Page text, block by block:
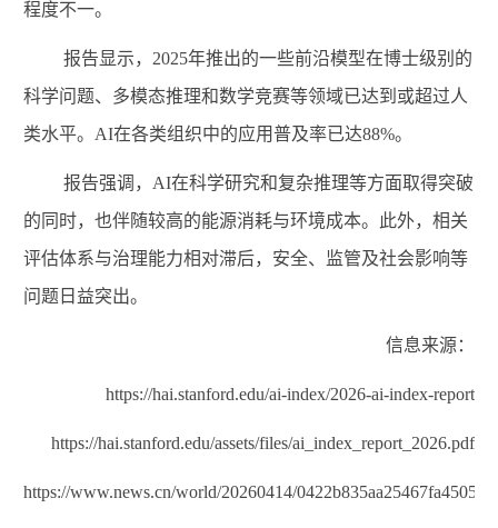
程度不一。
报告显示， 2025年推出的一些前沿模型在博士级别的
科学问题、多模态推理和数学竞赛等领域已达到或超过人
类水平。 AI在各类组织中的应用普及率已达88%。
报告强调， AI在科学研究和复杂推理等方面取得突破
的同时，也伴随较高的能源消耗与环境成本。此外，相关
评估体系与治理能力相对滞后，安全、监管及社会影响等
问题日益突出。
信息来源：
https://hai.stanford.edu/ai-index/2026-ai-index-report
https://hai.stanford.edu/assets/files/ai_index_report_2026.pdf
https://www.news.cn/world/20260414/